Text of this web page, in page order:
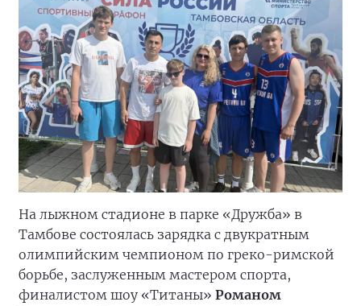
На лыжном стадионе в парке «Дружба» в
Тамбове состоялась зарядка с двукратным
олимпийским чемпионом по греко-римской
борьбе, заслуженным мастером спорта,
финалистом шоу «Титаны» Романом